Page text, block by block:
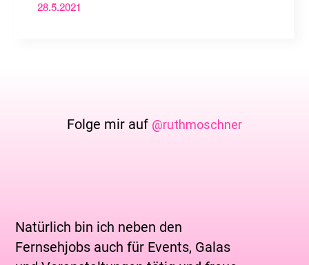
28.5.2021
Folge mir auf @ruthmoschner
Natürlich bin ich neben den
Fernsehjobs auch für Events, Galas